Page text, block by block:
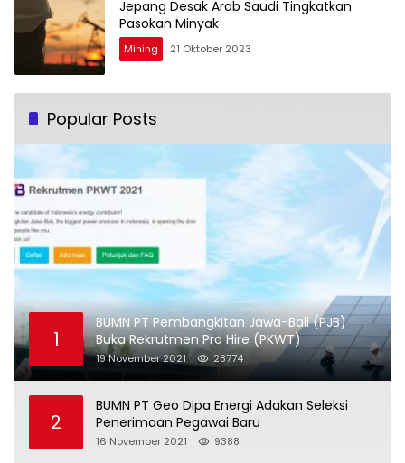
Jepang Desak Arab Saudi Tingkatkan
Pasokan Minyak
Mining 21 Oktober 2023
Popular Posts
1
BUMN PT Pembangkitan Jawa-Bali (PJB)
Buka Rekrutmen Pro Hire (PKWT)
19 November 2021 28774
2
BUMN PT Geo Dipa Energi Adakan Seleksi
Penerimaan Pegawai Baru
16 November 2021 9388